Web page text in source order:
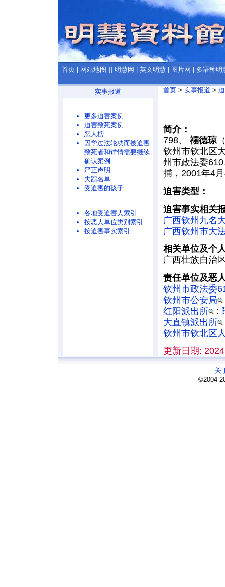
首页 网站地图 明慧网 英文明慧 图片网 多语种明
实事报道
更多迫害案例
迫害致死案例
恶人榜
因学过法轮功而被迫害
致死者和详情需要继续
确认案例
严正声明
失踪名单
受迫害的孩子
各地受迫害人索引
按恶人单位类别索引
按迫害事实索引
首页 > 实事报道 >
简介：
798、
禤德琼
钦州市钦北区
州市政法委
捕，2001年4
迫害类型：
迫害事实相关
广西钦州九名
广西钦州市大
相关单位及个
广西壮族自治
责任单位及恶
钦州市政法委
钦州市公安局
红阳派出所
:
大直镇派出所
钦州市钦北区
更新日期:
关
©2004-